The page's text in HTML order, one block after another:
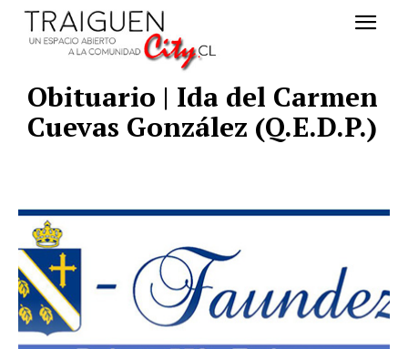
Obituario | Ida del Carmen
Cuevas González (Q.E.D.P.)